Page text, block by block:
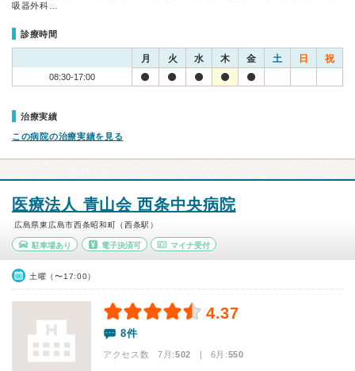
吸器外科…
診療時間
月 火 水 木 金 土 日 祝
08:30-17:00
治療実績
この病院の治療実績を見る
医療法人 青山会 西条中央病院
広島県東広島市西条昭和町（西条駅）
駐車場あり 電子決済可 マイナ受付
土曜（〜17:00）
4.37
8件
アクセス数 7月:502 | 6月:550